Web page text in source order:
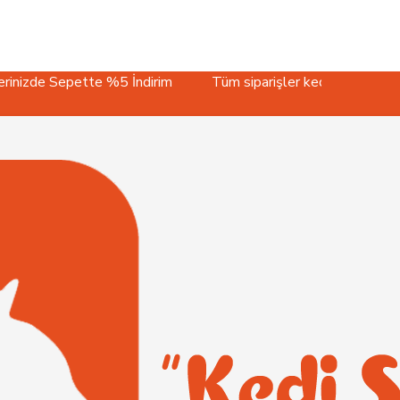
%5 İndirim
Tüm siparişler kedinize özel, özenli